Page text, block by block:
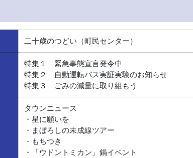
二十歳のつどい（町民センター）
特集１ 緊急事態宣言発令中
特集２ 自動運転バス実証実験のお知らせ
特集３ ごみの減量に取り組もう
タウンニュース
・星に願いを
・まぼろしの未成線ツアー
・もちつき
・「ウドントミカン」鍋イベント